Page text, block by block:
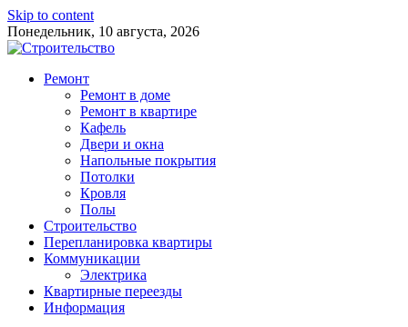
Skip to content
Понедельник, 10 августа, 2026
Ремонт
Ремонт в доме
Ремонт в квартире
Кафель
Двери и окна
Напольные покрытия
Потолки
Кровля
Полы
Строительство
Перепланировка квартиры
Коммуникации
Электрика
Квартирные переезды
Информация